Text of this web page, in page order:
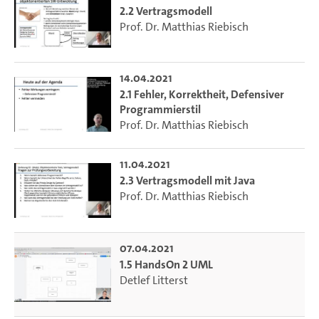
2.2 Vertragsmodell
Prof. Dr. Matthias Riebisch
14.04.2021
2.1 Fehler, Korrektheit, Defensiver
Programmierstil
Prof. Dr. Matthias Riebisch
11.04.2021
2.3 Vertragsmodell mit Java
Prof. Dr. Matthias Riebisch
07.04.2021
1.5 HandsOn 2 UML
Detlef Litterst